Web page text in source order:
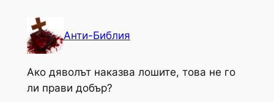
съдържанието
Анти-Библия
Ако дяволът наказва лошите, това не го
ли прави добър?